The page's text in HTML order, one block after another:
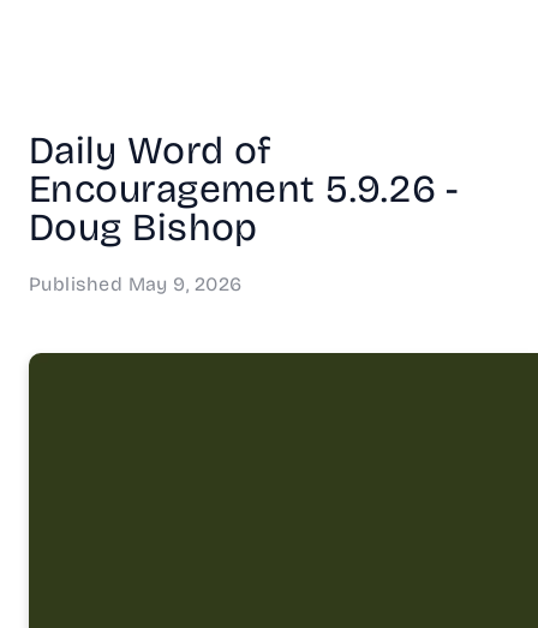
Daily Word of
Encouragement 5.9.26 -
Doug Bishop
Published May 9, 2026